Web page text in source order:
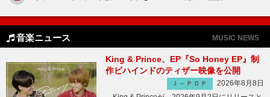
音楽ニュース MUSIC NEWS
King & Prince、EP『So Honey EP』制
作ビハインドのティザー映像を公開
Ｊ－ＰＯＰ
2026年8月8日